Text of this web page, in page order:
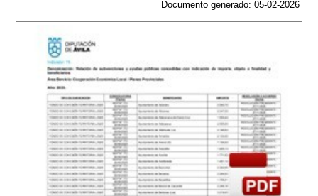
Documento generado: 05-02-2026